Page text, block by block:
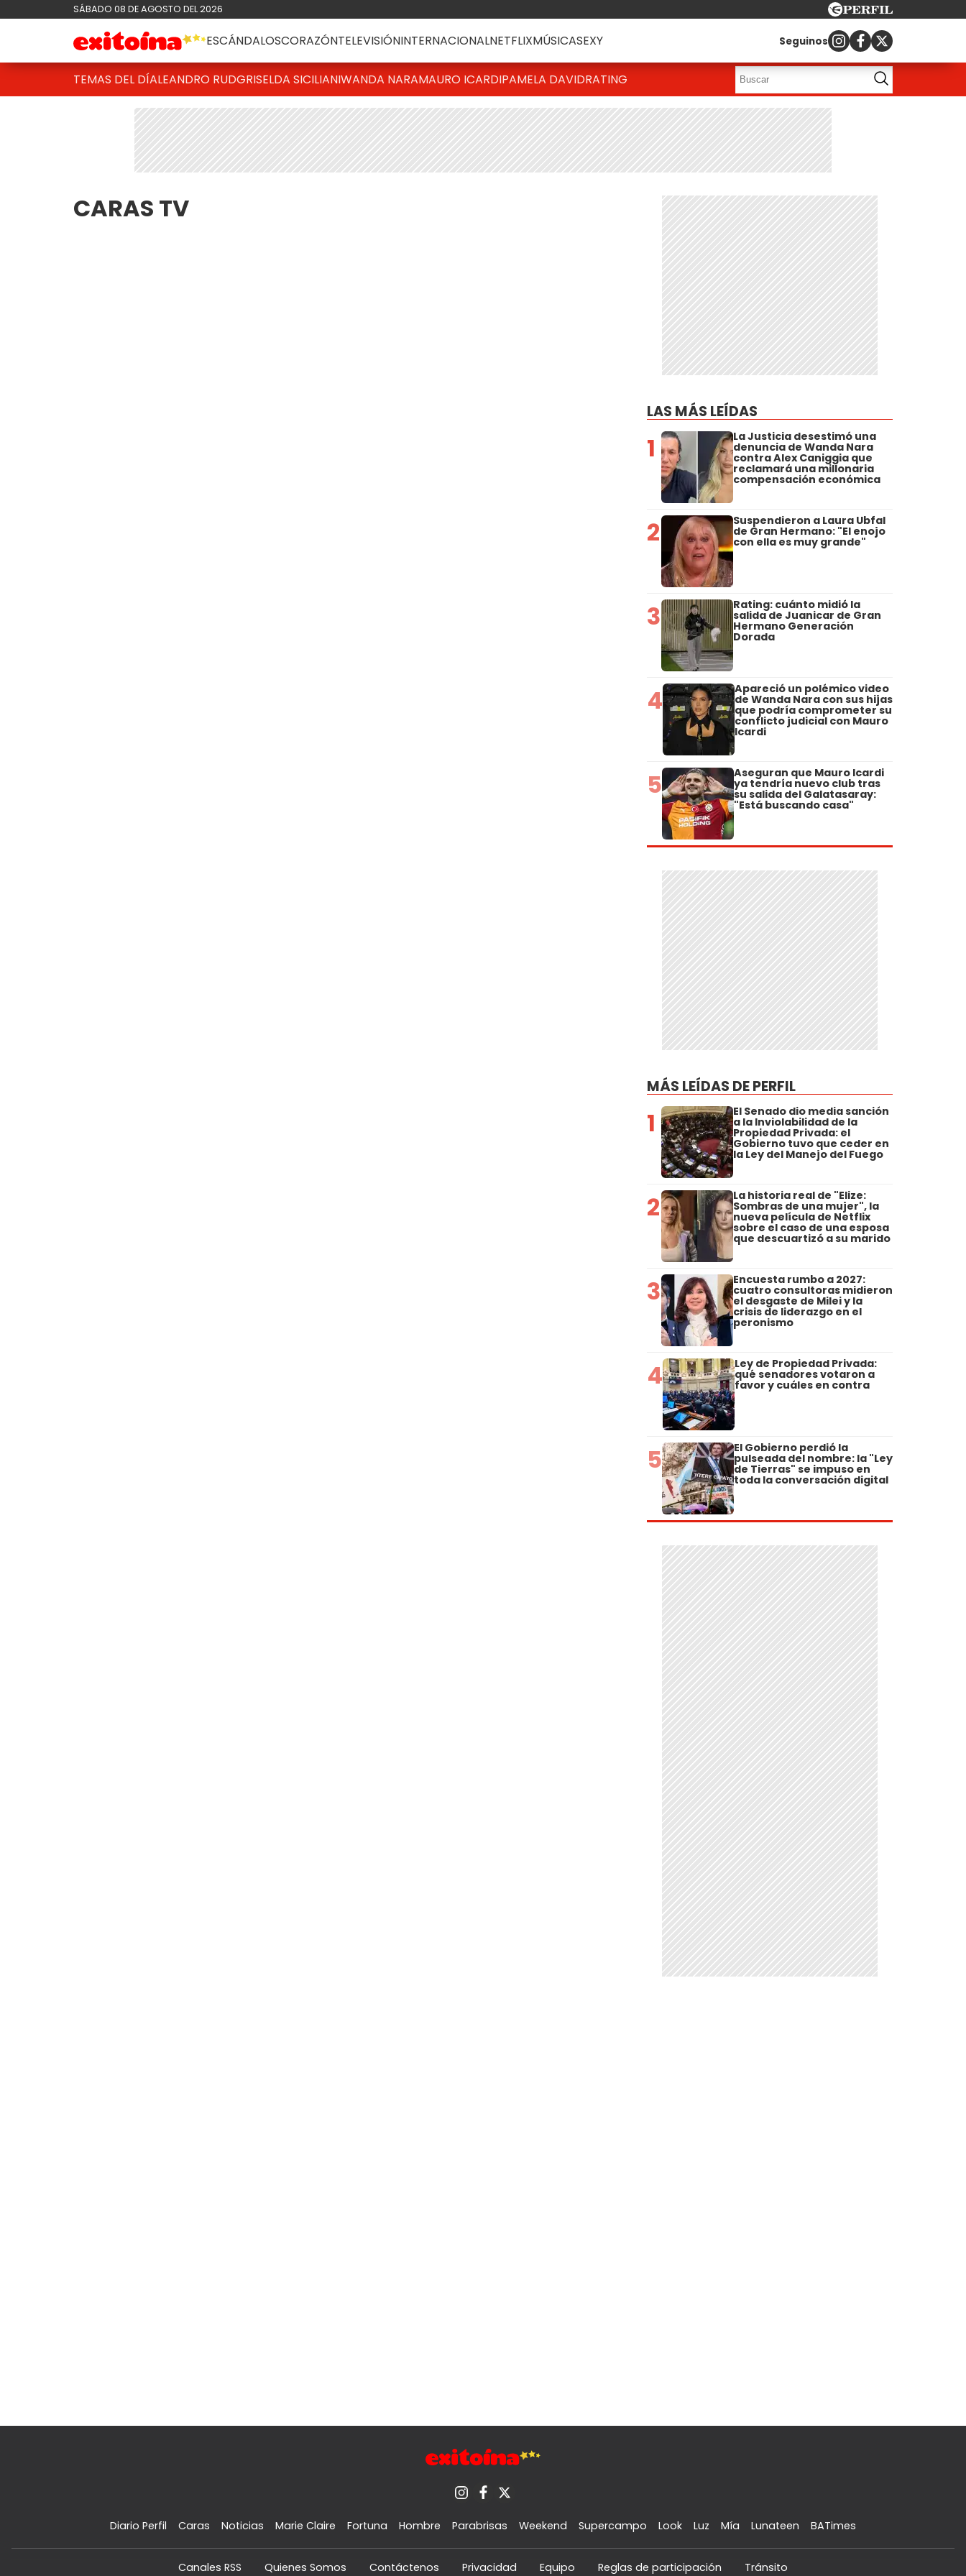
SÁBADO 08 DE AGOSTO DEL 2026
ESCÁNDALOSCORAZÓNTELEVISIÓNINTERNACIONALNETFLIXMÚSICASEXY Seguinos
TEMAS DEL DÍALEANDRO RUDGRISELDA SICILIANIWANDA NARAMAURO ICARDIPAMELA DAVIDRATING
CARAS TV
LAS MÁS LEÍDAS
1 La Justicia desestimó una
denuncia de Wanda Nara
contra Alex Caniggia que
reclamará una millonaria
compensación económica
2 Suspendieron a Laura Ubfal
de Gran Hermano: "El enojo
con ella es muy grande"
3 Rating: cuánto midió la
salida de Juanicar de Gran
Hermano Generación
Dorada
4 Apareció un polémico video
de Wanda Nara con sus hijas
que podría comprometer su
conflicto judicial con Mauro
Icardi
5 Aseguran que Mauro Icardi
ya tendría nuevo club tras
su salida del Galatasaray:
"Está buscando casa"
MÁS LEÍDAS DE PERFIL
1 El Senado dio media sanción
a la Inviolabilidad de la
Propiedad Privada: el
Gobierno tuvo que ceder en
la Ley del Manejo del Fuego
2 La historia real de "Elize:
Sombras de una mujer", la
nueva película de Netflix
sobre el caso de una esposa
que descuartizó a su marido
3 Encuesta rumbo a 2027:
cuatro consultoras midieron
el desgaste de Milei y la
crisis de liderazgo en el
peronismo
4 Ley de Propiedad Privada:
qué senadores votaron a
favor y cuáles en contra
5 El Gobierno perdió la
pulseada del nombre: la "Ley
de Tierras" se impuso en
toda la conversación digital
Diario Perfil Caras Noticias Marie Claire Fortuna Hombre Parabrisas Weekend Supercampo Look Luz Mía Lunateen BATimes
Canales RSS Quienes Somos Contáctenos Privacidad Equipo Reglas de participación Tránsito